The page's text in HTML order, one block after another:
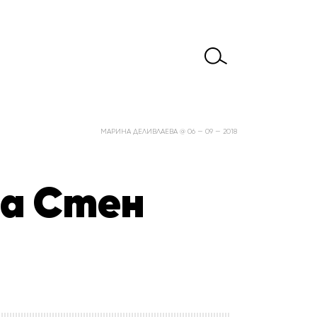
Стен
МАРИНА ДЕЛИВЛАЕВА @ 06 — 09 — 2018